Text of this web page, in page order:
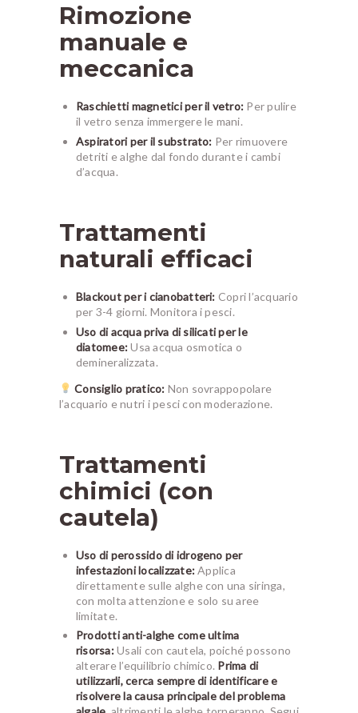
Rimozione
manuale e
meccanica
Raschietti magnetici per il vetro: Per pulire
il vetro senza immergere le mani.
Aspiratori per il substrato: Per rimuovere
detriti e alghe dal fondo durante i cambi
d’acqua.
Trattamenti
naturali efficaci
Blackout per i cianobatteri: Copri l’acquario
per 3-4 giorni. Monitora i pesci.
Uso di acqua priva di silicati per le
diatomee:Usa acqua osmotica o
demineralizzata.
Consiglio pratico: Non sovrappopolare
l’acquario e nutri i pesci con moderazione.
Trattamenti
chimici (con
cautela)
Uso di perossido di idrogeno per
infestazioni localizzate:Applica
direttamente sulle alghe con una siringa,
con molta attenzione e solo su aree
limitate.
Prodotti anti-alghe come ultima
risorsa:Usali con cautela, poiché possono
alterare l’equilibrio chimico. Prima di
utilizzarli, cerca sempre di identificare e
risolvere la causa principale del problema